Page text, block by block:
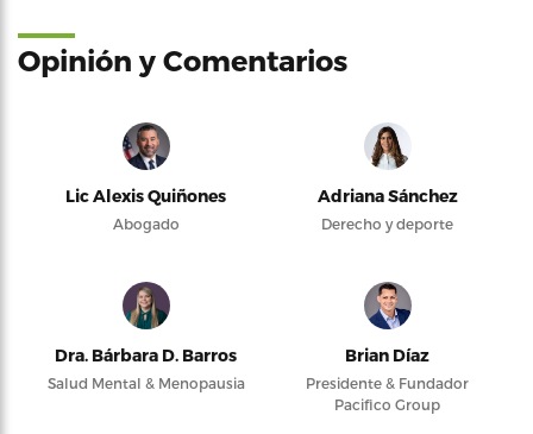
Opinión y Comentarios
Lic Alexis Quiñones
Abogado
Adriana Sánchez
Derecho y deporte
Dra. Bárbara D. Barros
Salud Mental & Menopausia
Brian Díaz
Presidente & Fundador
Pacifico Group